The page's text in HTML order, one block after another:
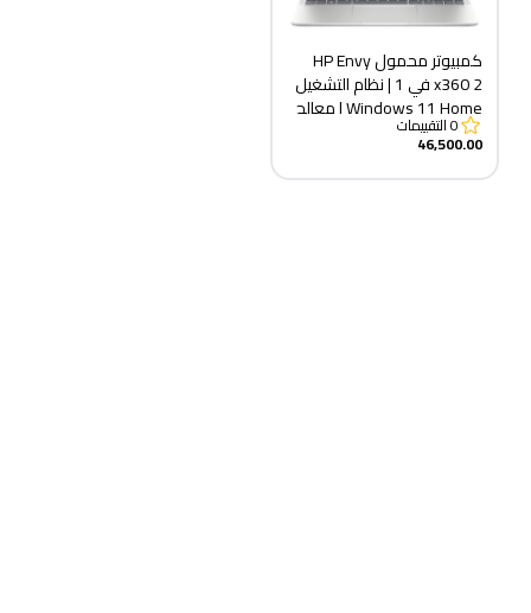
كمبيوتر محمول HP Envy
x360 2 في 1 | نظام التشغيل
Windows 11 Home | معالج
16 جيجابايت | قرص SSD سعة
0التقييمات
46,500.00